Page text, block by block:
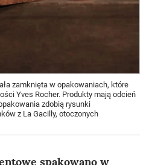
zamknięta w opakowaniach, które
Yves Rocher. Produkty mają odcień
zdobią rysunki
z La Gacilly, otoczonych
spakowano w